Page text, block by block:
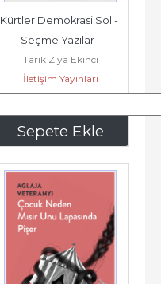
Sepete Ekle
Kürtler Demokrasi Sol -
Seçme Yazılar -
Tarık Ziya Ekinci
İletişim Yayınları
284,90